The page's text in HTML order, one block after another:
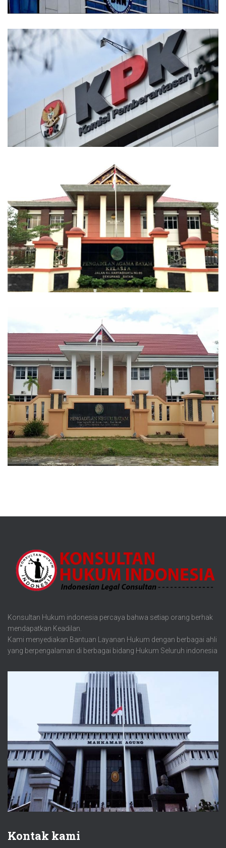
Konsultan Hukum indonesia percaya bahwa setiap orang berhak
mendapatkan Keadilan.
Kami menyediakan Bantuan Layanan Hukum dengan berbagai ahli
yang berpengalaman di berbagai bidang Hukum Seluruh indonesia
Kontak kami